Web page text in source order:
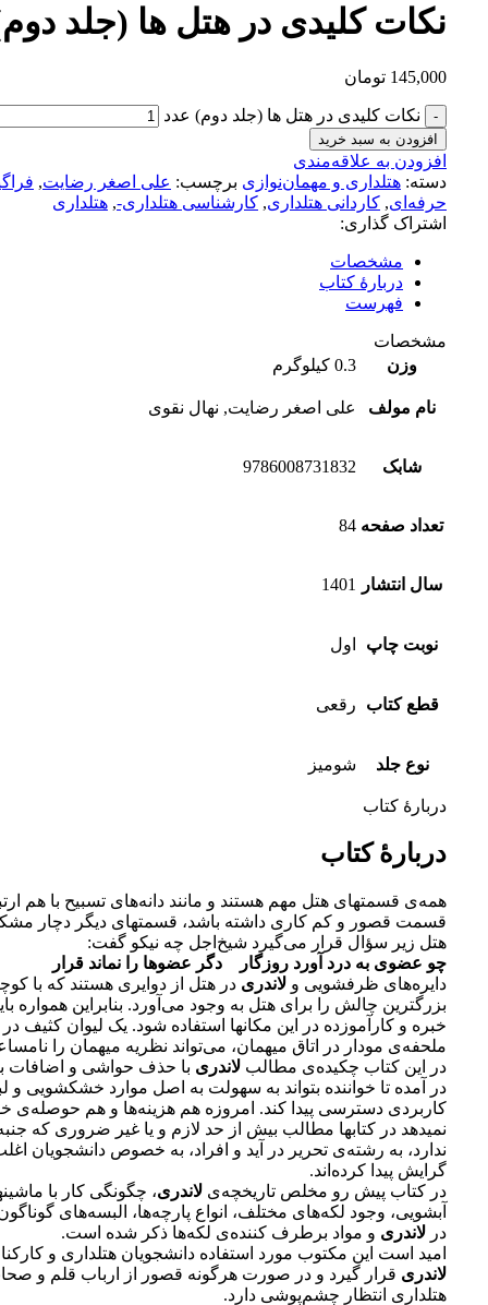
نکات کلیدی در هتل ها (جلد
145,000 تومان
نکات کلیدی در هتل ها (جلد دوم) عدد
افزودن به سبد خرید
افزودن به علاقه‌مندی
دسته: هتلداری و مهمان‌نوازی برچسب: علی اصغر رضایت,
حرفه‌ای, کاردانی هتلداری, کارشناسی هتلداری-, هتلداری
اشتراک گذاری:
مشخصات
دربارهٔ کتاب
فهرست
مشخصات
وزن
0.3 کیلوگرم
نام مولف علی اصغر رضایت, نهال نقوی
شابک 9786008731832
تعداد صفحه 84
سال انتشار 1401
نوبت چاپ اول
قطع کتاب رقعی
نوع جلد شومیز
دربارهٔ کتاب
دربارهٔ کتاب
همه‌ی قسمتهای هتل مهم هستند و مانند دانه‌های تسبیح با هم
قسمت قصور و کم‌ کاری داشته باشد، قسمتهای دیگر دچار
هتل زیر سؤال قرار می‌گیرد شیخ‌اجل چه نیکو گفت:
چو عضوی به درد آورد روزگار دگر عضوها را نماند قرار
دایره‌های ظرفشویی و لاندری در هتل از دوایری هستند که با
بزرگترین چالش را برای هتل به وجود می‌آورد. بنابراین همواره
خبره و کارآموزده در این مکانها استفاده شود. یک لیوان کثیف
ملحفه‌ی مودار در اتاق میهمان، می‌تواند نظریه میهمان را
در این کتاب چکیده‌ی مطالب لاندری با حذف حواشی و اضافات
در آمده تا خواننده بتواند به سهولت به اصل موارد خشکشویی
کاربردی دسترسی پیدا کند. امروزه هم هزینه‌ها و هم حوصله‌ی
نمیدهد در کتابها مطالب بیش از حد لازم و یا غیر ضروری که
ندارد، به رشته‌ی تحریر در آید و افراد، به خصوص دانشجویان
گرایش پیدا کرده‌اند.
در کتاب پیش رو مخلص تاریخچه‌ی لاندری، چگونگی کار با
آبشویی، وجود لکه‌های مختلف، انواع پارچه‌ها، البسه‌های
در لاندری و مواد برطرف کننده‌ی لکه‌ها ذکر شده است.
امید است این مکتوب مورد استفاده دانشجویان هتلداری و
لاندری قرار گیرد و در صورت هرگونه قصور از ارباب قلم و
هتلداری انتظار چشم‌پوشی دارد.